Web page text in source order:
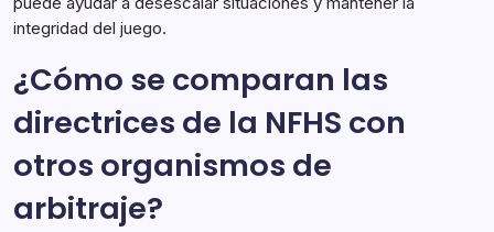
integridad del juego.
¿Cómo se comparan las
directrices de la NFHS con
otros organismos de
arbitraje?